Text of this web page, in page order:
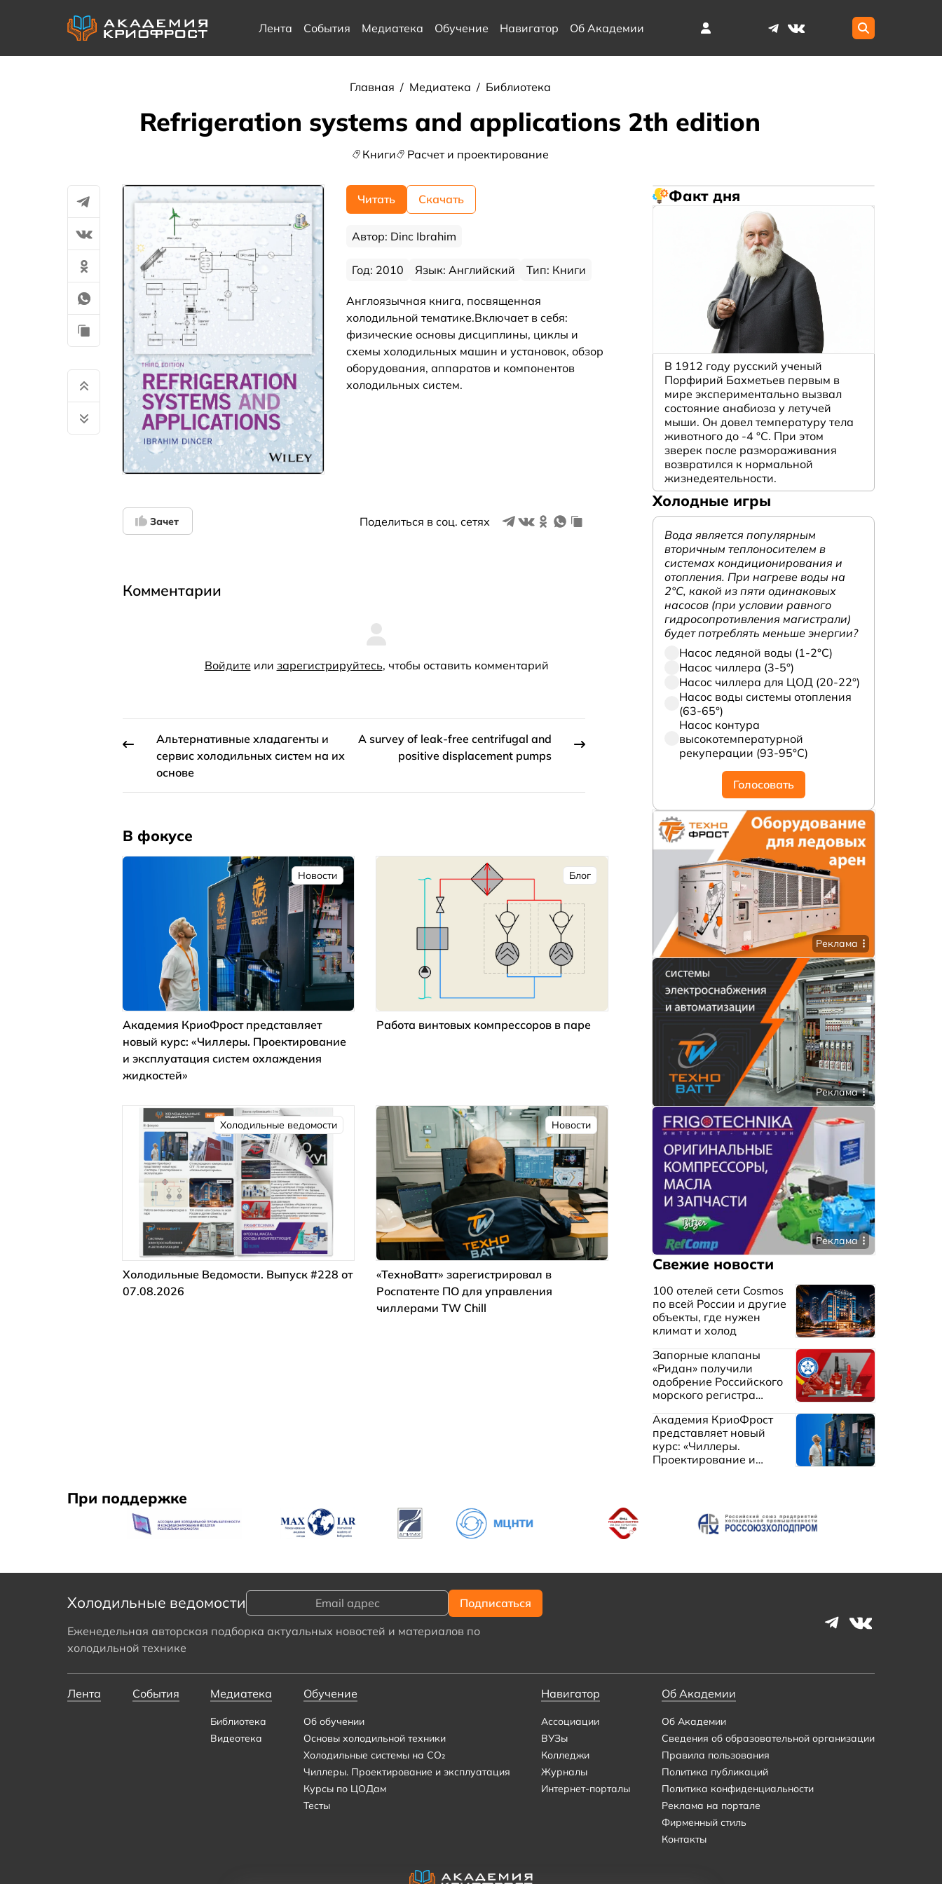
Лента События Медиатека Обучение Навигатор Об Академии
Главная / Медиатека / Библиотека
Refrigeration systems and applications 2th edition
Книги Расчет и проектирование
Читать Скачать
Автор: Dinc Ibrahim
Год: 2010 Язык: Английский Тип: Книги
Англоязычная книга, посвященная
холодильной тематике.Включает в себя:
физические основы дисциплины, циклы и
схемы холодильных машин и установок, обзор
оборудования, аппаратов и компонентов
холодильных систем.
Зачет Поделиться в соц. сетях
Комментарии
Войдите или зарегистрируйтесь, чтобы оставить комментарий
Альтернативные хладагенты и
сервис холодильных систем на их
основе
A survey of leak-free centrifugal and
positive displacement pumps
В фокусе
Новости
Академия КриоФрост представляет
новый курс: «Чиллеры. Проектирование
и эксплуатация систем охлаждения
жидкостей»
Блог
Работа винтовых компрессоров в паре
Холодильные ведомости
Холодильные Ведомости. Выпуск #228 от
07.08.2026
Новости
«ТехноВатт» зарегистрировал в
Роспатенте ПО для управления
чиллерами TW Chill
Факт дня
В 1912 году русский ученый
Порфирий Бахметьев первым в
мире экспериментально вызвал
состояние анабиоза у летучей
мыши. Он довел температуру тела
животного до -4 °C. При этом
зверек после размораживания
возвратился к нормальной
жизнедеятельности.
Холодные игры
Вода является популярным
вторичным теплоносителем в
системах кондиционирования и
отопления. При нагреве воды на
2°С, какой из пяти одинаковых
насосов (при условии равного
гидросопротивления магистрали)
будет потреблять меньше энергии?
Насос ледяной воды (1-2°С)
Насос чиллера (3-5°)
Насос чиллера для ЦОД (20-22°)
Насос воды системы отопления
(63-65°)
Насос контура
высокотемпературной
рекуперации (93-95°С)
Голосовать
Реклама
Реклама
Реклама
Свежие новости
100 отелей сети Cosmos
по всей России и другие
объекты, где нужен
климат и холод
Запорные клапаны
«Ридан» получили
одобрение Российского
морского регистра
Академия КриоФрост
представляет новый
курс: «Чиллеры.
Проектирование и
При поддержке
Холодильные ведомости
Еженедельная авторская подборка актуальных новостей и материалов по
холодильной технике
Лента События Медиатека
Библиотека
Видеотека
Обучение
Об обучении
Основы холодильной техники
Холодильные системы на CO₂
Чиллеры. Проектирование и эксплуатация
Курсы по ЦОДам
Тесты
Навигатор
Ассоциации
ВУЗы
Колледжи
Журналы
Интернет-порталы
Об Академии
Об Академии
Сведения об образовательной организации
Правила пользования
Политика публикаций
Политика конфиденциальности
Реклама на портале
Фирменный стиль
Контакты